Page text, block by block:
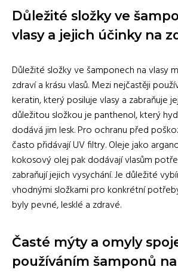
Důležité složky ve
vlasy a jejich účinky na
Důležité složky ve šamponech na vlasy
zdraví a krásu vlasů. Mezi nejčastěji
keratin, který posiluje vlasy a zabraňuje
důležitou složkou je panthenol, který
dodává jim lesk. Pro ochranu před
často přidávají UV filtry. Oleje jako
kokosový olej pak dodávají vlasům
zabraňují jejich vysychání. Je důležité
vhodnými složkami pro konkrétní
byly pevné, lesklé a zdravé.
Časté mýty a omyly
používáním šamponů